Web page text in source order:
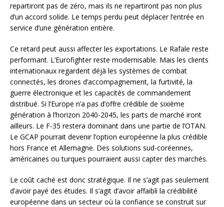
repartiront pas de zéro, mais ils ne repartiront pas non plus
d’un accord solide. Le temps perdu peut déplacer l’entrée en
service d’une génération entière.
Ce retard peut aussi affecter les exportations. Le Rafale reste
performant. L’Eurofighter reste modernisable. Mais les clients
internationaux regardent déjà les systèmes de combat
connectés, les drones d’accompagnement, la furtivité, la
guerre électronique et les capacités de commandement
distribué. Si l’Europe n’a pas d’offre crédible de sixième
génération à l’horizon 2040-2045, les parts de marché iront
ailleurs. Le F-35 restera dominant dans une partie de l’OTAN.
Le GCAP pourrait devenir l’option européenne la plus crédible
hors France et Allemagne. Des solutions sud-coréennes,
américaines ou turques pourraient aussi capter des marchés.
Le coût caché est donc stratégique. Il ne s’agit pas seulement
d’avoir payé des études. Il s’agit d’avoir affaibli la crédibilité
européenne dans un secteur où la confiance se construit sur